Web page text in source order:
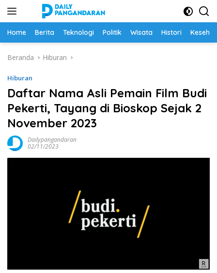
Home Berita Teknologi Politik Wisata Histori
Beranda Hiburan
Hiburan
Daftar Nama Asli Pemain Film Budi
Pekerti, Tayang di Bioskop Sejak 2
November 2023
Dailypangandaran
02/11/2023